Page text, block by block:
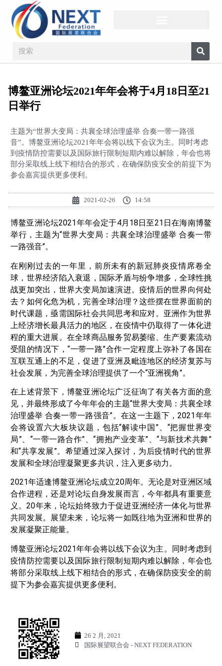
博鳌亚洲论坛2021年年会将于4月18日至21
日举行
主题为“世界大变局：共襄全球治理盛举 合奏一带一路强
音”。博鳌亚洲论坛2021年年会将以线下会议为主。同时考虑
到疫情防控需要以及国际旅行限制短期内难以解除，年会也将
部分采取线上线下相结合的形式，在确保防疫安全的前提下为
参会嘉宾提供更多便利。
2021-02-26 14:58
博鳌亚洲论坛2021年年会定于4月18日至21日在海南博鳌
举行，主题为“世界大变局：共襄全球治理盛举 合奏一带
一路强音”。
在刚刚过去的一年里，前所未有的新冠肺炎疫情席卷全
球，世界经济陷入衰退，国际矛盾与纷争增多，全球性挑
战更加突出，世界大变局加速演进。疫情后的世界向何处
去？如何化危为机，完善全球治理？这些摆在世界面前的
时代课题，亟需国际社会共同思考和应对。亚洲作为世界
上经济增长最具活力的地区，在疫情中仍取得了一体化进
程的重大进展。在全球商品服务贸易萎缩、生产要素流动
受阻的情况下，“一带一路”合作一定程度上弥补了各国在
互联互通上的不足，促进了亚洲及毗连地区的经济复苏与
社会发展，为完善全球治理提供了一个“亚洲视角”。
在上述背景下，博鳌亚洲论坛广泛征询了有关各方面的意
见，并最终形成了今年年会的主题“世界大变局：共襄全球
治理盛举 合奏一带一路强音”。在这一主题下，2021年年
会将设置六大板块议题，包括“解读中国”、“把握世界变
局”、“一带一路合作”、“拥抱产业变革”、“与新技术共舞”
和“共享发展”。希望通过深入探讨，为后疫情时代的世界
发展和全球治理凝聚更多共识，注入更多动力。
2021年适逢博鳌亚洲论坛成立20周年。无论是对亚洲区域
合作进程，还是对论坛自身发展而言，今年都具有重要意
义。20年来，论坛始终致力于促进亚洲经济一体化与世界
共同发展。展望未来，论坛将一如既往地为亚洲和世界的
发展凝聚正能量。
博鳌亚洲论坛2021年年会将以线下会议为主。同时考虑到
疫情防控需要以及国际旅行限制短期内难以解除，年会也
将部分采取线上线下相结合的形式，在确保防疫安全的前
提下为参会嘉宾提供更多便利。
26 2 月, 2021
国际展望联合会 - NEXT FEDERATION